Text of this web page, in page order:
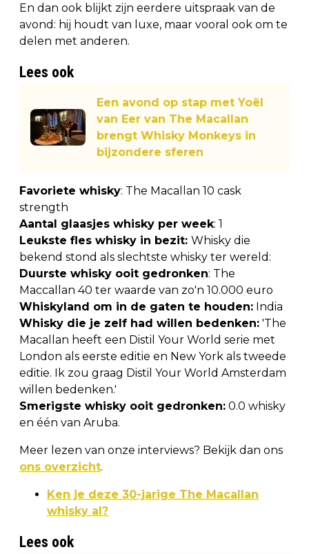
En dan ook blijkt zijn eerdere uitspraak van de
avond: hij houdt van luxe, maar vooral ook om te
delen met anderen.
Lees ook
Een avond op stap met Yoël
van Eer van The Macallan
brengt Whisky Monkeys in
bijzondere sferen
Favoriete whisky: The Macallan 10 cask
strength
Aantal glaasjes whisky per week: 1
Leukste fles whisky in bezit: Whisky die
bekend stond als slechtste whisky ter wereld:
Duurste whisky ooit gedronken: The
Maccallan 40 ter waarde van zo'n 10.000 euro
Whiskyland om in de gaten te houden: India
Whisky die je zelf had willen bedenken: 'The
Macallan heeft een Distil Your World serie met
London als eerste editie en New York als tweede
editie. Ik zou graag Distil Your World Amsterdam
willen bedenken.'
Smerigste whisky ooit gedronken: 0.0 whisky
en één van Aruba.
Meer lezen van onze interviews? Bekijk dan ons
ons overzicht.
Ken je deze 30-jarige The Macallan
whisky al?
Lees ook